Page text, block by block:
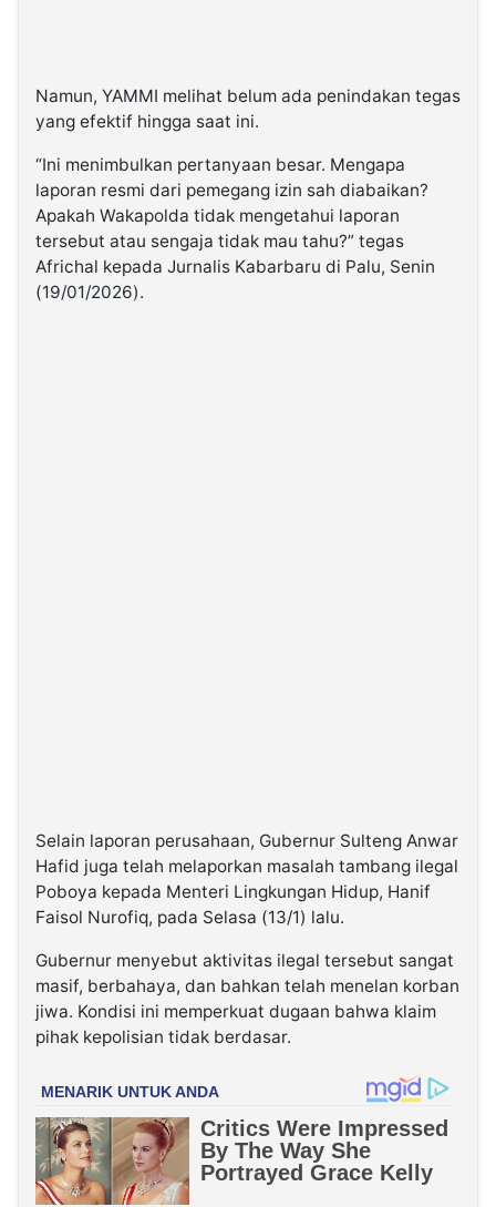
Namun, YAMMI melihat belum ada penindakan tegas
yang efektif hingga saat ini.
“Ini menimbulkan pertanyaan besar. Mengapa
laporan resmi dari pemegang izin sah diabaikan?
Apakah Wakapolda tidak mengetahui laporan
tersebut atau sengaja tidak mau tahu?” tegas
Africhal kepada Jurnalis Kabarbaru di Palu, Senin
(19/01/2026).
Selain laporan perusahaan, Gubernur Sulteng Anwar
Hafid juga telah melaporkan masalah tambang ilegal
Poboya kepada Menteri Lingkungan Hidup, Hanif
Faisol Nurofiq, pada Selasa (13/1) lalu.
Gubernur menyebut aktivitas ilegal tersebut sangat
masif, berbahaya, dan bahkan telah menelan korban
jiwa. Kondisi ini memperkuat dugaan bahwa klaim
pihak kepolisian tidak berdasar.